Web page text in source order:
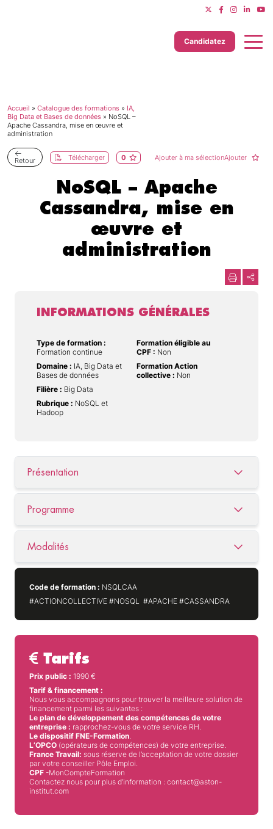
Candidatez
Accueil » Catalogue des formations » IA,
Big Data et Bases de données » NoSQL –
Apache Cassandra, mise en œuvre et
administration
Retour Télécharger 0 Ajouter à ma sélectionAjouter
NoSQL – Apache
Cassandra, mise en
œuvre et
administration
INFORMATIONS GÉNÉRALES
Type de formation :
Formation continue
Domaine : IA, Big Data et
Bases de données
Filière : Big Data
Rubrique : NoSQL et
Hadoop
Formation éligible au
CPF : Non
Formation Action
collective : Non
Présentation
Programme
Modalités
Code de formation : NSQLCAA
#ACTIONCOLLECTIVE #NOSQL #APACHE #CASSANDRA
Tarifs
Prix public : 1990 €
Tarif & financement :
Nous vous accompagnons pour trouver la meilleure solution de
financement parmi les suivantes :
Le plan de développement des compétences de votre
entreprise : rapprochez-vous de votre service RH.
Le dispositif FNE-Formation.
L’OPCO (opérateurs de compétences) de votre entreprise.
France Travail: sous réserve de l’acceptation de votre dossier
par votre conseiller Pôle Emploi.
CPF -MonCompteFormation
Contactez nous pour plus d’information : contact@aston-
institut.com